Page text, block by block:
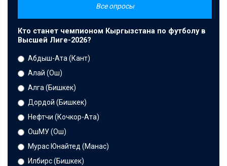
Все опросы
Кто станет чемпионом Кыргызстана по футболу в
Высшей Лиге-2026?
Абдыш-Ата (Кант)
Алай (Ош)
Алга (Бишкек)
Дордой (Бишкек)
Нефтчи (Кочкор-Ата)
ОшМУ (Ош)
Мурас Юнайтед (Манас)
Илбирс (Бишкек)